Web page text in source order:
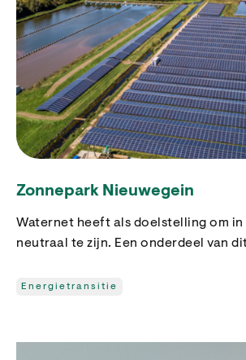
Zonnepark Nieuwegein
Waternet heeft als doelstelling om
neutraal te zijn. Een onderdeel van
Energietransitie